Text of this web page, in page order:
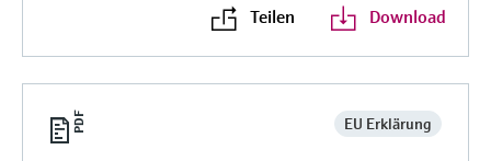
Teilen Download
EU Erklärung